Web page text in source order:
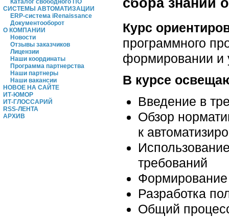
Каталог свободного ПО
СИСТЕМЫ АВТОМАТИЗАЦИИ
ERP-система iRenaissance
Документооборот
О КОМПАНИИ
Новости
Отзывы заказчиков
Лицензии
Наши координаты
Программа партнерства
Наши партнеры
Наши вакансии
НОВОЕ НА САЙТЕ
ИТ-ЮМОР
ИТ-ГЛОССАРИЙ
RSS-ЛЕНТА
АРХИВ
Курс
программного
формировании и
В курсе
Введение в
Обзор
к
требований
Формирование
Разработка
Общий